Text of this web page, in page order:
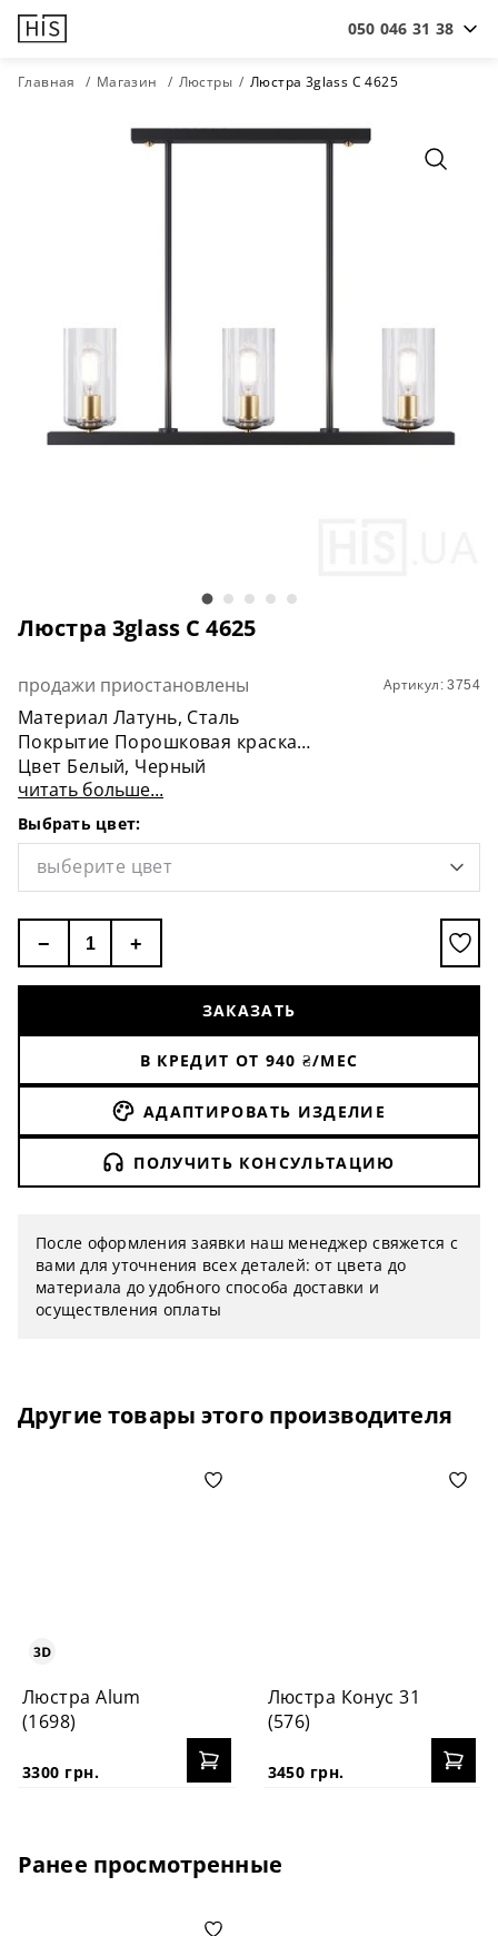
050 046 31 38
Главная Магазин Люстры Люстра 3glass С 4625
Люстра 3glass С 4625
Артикул: 3754
продажи приостановлены
Материал Латунь, Сталь
Покрытие Порошковая краска
Цвет Белый, Черный
Длина 85 см
Диаметр (фильтры) 13 см
Высота (фильтры) 66 см
Цоколь E27
Мощность 3 * 60W
Лампочка В комплект не входит
читать больше...
Выбрать цвет:
выберите цвет
− +
ЗАКАЗАТЬ
В КРЕДИТ ОТ 940 ₴/МЕС
АДАПТИРОВАТЬ ИЗДЕЛИЕ
ПОЛУЧИТЬ КОНСУЛЬТАЦИЮ
После оформления заявки наш менеджер свяжется с
вами для уточнения всех деталей: от цвета до
материала до удобного способа доставки и
осуществления оплаты
Другие товары этого производителя
Люстра Alum
(1698)
3300 грн.
Люстра Конус 31
(576)
3450 грн.
Ранее просмотренные